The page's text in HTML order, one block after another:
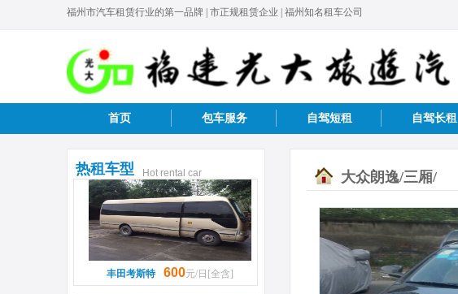
福州市汽车租赁行业的第一品牌 | 市正规租赁企业 | 福州知名租车公司
首页 包车服务 自驾短租 自驾长租
热租车型 Hot rental car
丰田考斯特 600元/日[全含]
大众朗逸/三厢/